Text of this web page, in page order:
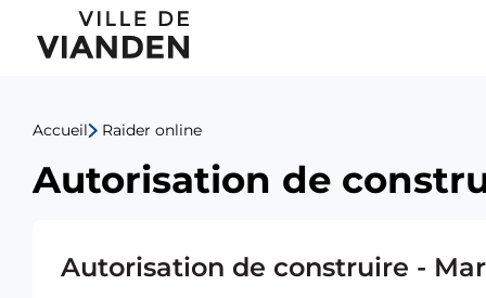
Autorisation
de
construire
Lambert
Menu
navigation
principal
Accueil Raider online
Autorisation de
Autorisation de construire -